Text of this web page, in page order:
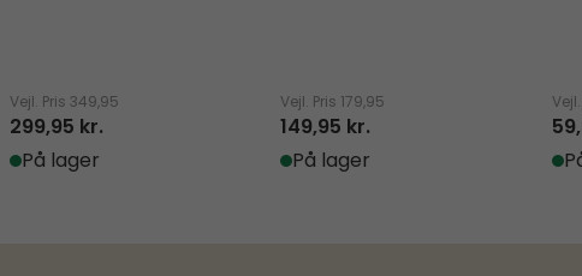
Vejl. Pris 349,95
299,95 kr.
På lager
Vejl. Pris 179,95
149,95 kr.
På lager